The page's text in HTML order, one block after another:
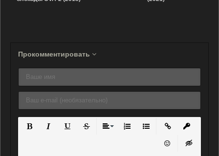
Прокомментировать
Нумерованный список
Маркированный
Вставить ссылку
Вставить